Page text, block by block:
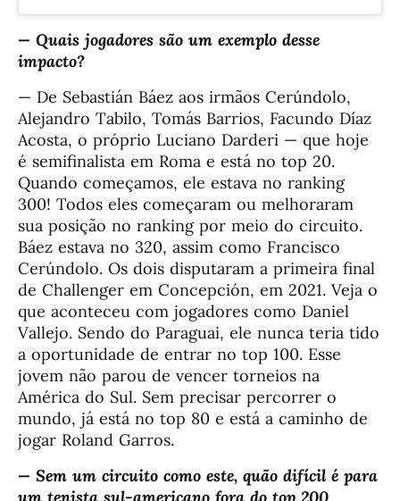
— Quais jogadores são um exemplo desse
impacto?
— De Sebastián Báez aos irmãos Cerúndolo,
Alejandro Tabilo, Tomás Barrios, Facundo Díaz
Acosta, o próprio Luciano Darderi — que hoje
é semifinalista em Roma e está no top 20.
Quando começamos, ele estava no ranking
300! Todos eles começaram ou melhoraram
sua posição no ranking por meio do circuito.
Báez estava no 320, assim como Francisco
Cerúndolo. Os dois disputaram a primeira final
de Challenger em Concepción, em 2021. Veja o
que aconteceu com jogadores como Daniel
Vallejo. Sendo do Paraguai, ele nunca teria tido
a oportunidade de entrar no top 100. Esse
jovem não parou de vencer torneios na
América do Sul. Sem precisar percorrer o
mundo, já está no top 80 e está a caminho de
jogar Roland Garros.
— Sem um circuito como este, quão difícil é para
um tenista sul-americano fora do top 200